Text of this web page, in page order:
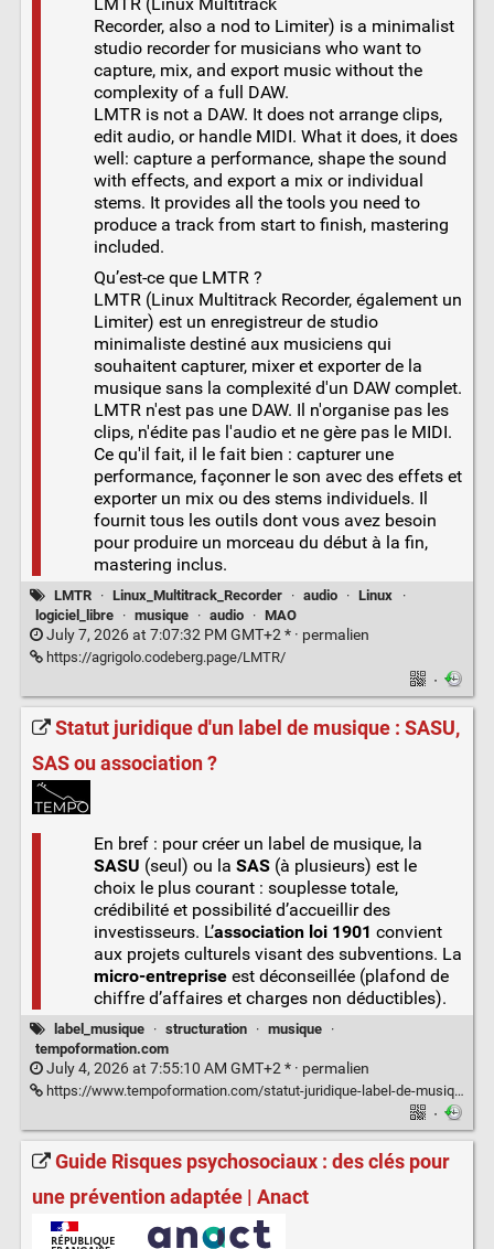
Recorder, also a nod to Limiter) is a minimalist
studio recorder for musicians who want to
capture, mix, and export music without the
complexity of a full DAW.
LMTR is not a DAW. It does not arrange clips,
edit audio, or handle MIDI. What it does, it does
well: capture a performance, shape the sound
with effects, and export a mix or individual
stems. It provides all the tools you need to
produce a track from start to finish, mastering
included.
Qu’est-ce que LMTR ?
LMTR (Linux Multitrack Recorder, également un
Limiter) est un enregistreur de studio
minimaliste destiné aux musiciens qui
souhaitent capturer, mixer et exporter de la
musique sans la complexité d'un DAW complet.
LMTR n'est pas une DAW. Il n'organise pas les
clips, n'édite pas l'audio et ne gère pas le MIDI.
Ce qu'il fait, il le fait bien : capturer une
performance, façonner le son avec des effets et
exporter un mix ou des stems individuels. Il
fournit tous les outils dont vous avez besoin
pour produire un morceau du début à la fin,
mastering inclus.
LMTR · Linux_Multitrack_Recorder · audio · Linux
·
logiciel_libre
· musique · audio · MAO
July 7, 2026 at 7:07:32 PM GMT+2 * · permalien
https://agrigolo.codeberg.page/LMTR/
·
Statut juridique d'un label de musique : SASU,
SAS ou association ?
En bref : pour créer un label de musique, la
SASU (seul) ou la SAS(à plusieurs) est le
choix le plus courant : souplesse totale,
crédibilité et possibilité d’accueillir des
investisseurs. L’association loi 1901 convient
aux projets culturels visant des subventions. La
micro-entrepriseest déconseillée (plafond de
chiffre d’affaires et charges non déductibles).
label_musique · structuration · musique ·
tempoformation.com
July 4, 2026 at 7:55:10 AM GMT+2 * · permalien
https://www.tempoformation.com/statut-juridique-label-de-musique/
·
Guide Risques psychosociaux : des clés pour
une prévention adaptée | Anact